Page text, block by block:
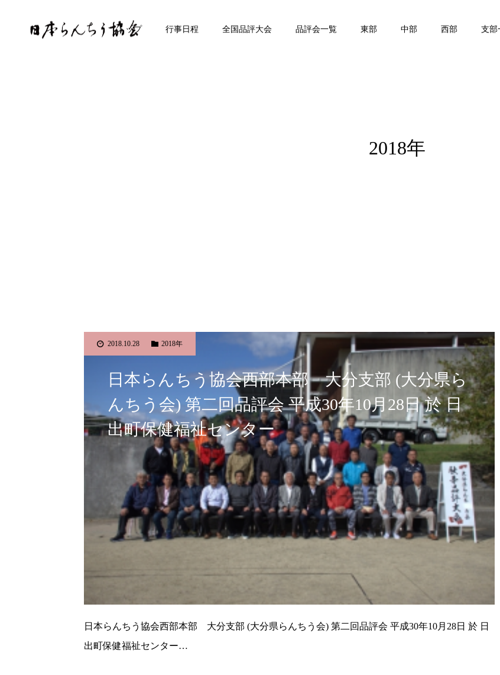
トップ 行事日程 全国品評大会 品評会一覧 東部 中部 西部 支部
2018年
2018.10.28 2018年
日本らんちう協会西部本部 大分支部 (大分県ら
んちう会) 第二回品評会 平成30年10月28日 於 日
出町保健福祉センター
日本らんちう協会西部本部 大分支部 (大分県らんちう会) 第二回品評会 平成30年10月28日 於 日
出町保健福祉センター…